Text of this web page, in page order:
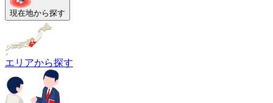
現在地から探す
エリアから探す